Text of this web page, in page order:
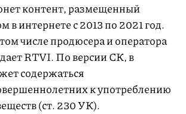
контент, размещенный
интернете с 2013 по 2021 год.
числе продюсера и оператора
RTVI. По версии СК, в
содержаться
к употреблению
(ст. 230 УК).